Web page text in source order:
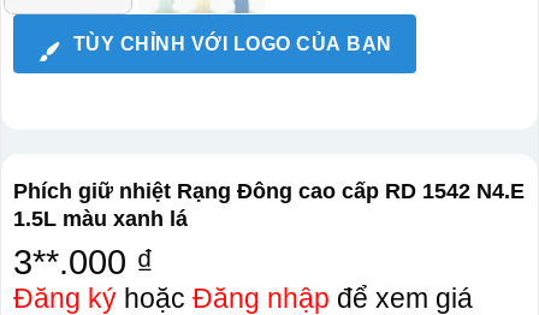
TÙY CHỈNH VỚI LOGO CỦA BẠN
Phích giữ nhiệt Rạng Đông cao cấp RD 1542 N4.E
1.5L màu xanh lá
3**.000 ₫
Đăng kýhoặc Đăng nhập để xem giá